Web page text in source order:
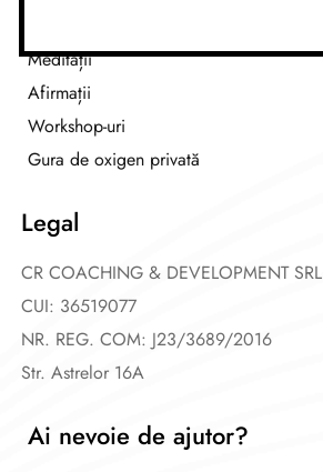
Meditații
Afirmații
Workshop-uri
Gura de oxigen privată
Legal
CR COACHING & DEVELOPMENT SRL
CUI: 36519077
NR. REG. COM: J23/3689/2016
Str. Astrelor 16A
Ai nevoie de ajutor?